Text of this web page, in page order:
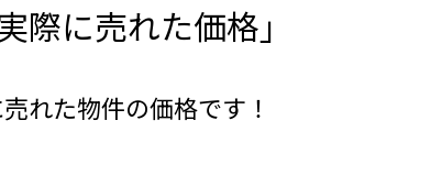
際に売れた価格」
れた物件の価格です！